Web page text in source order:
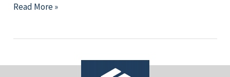
Honors
Year
Read More »